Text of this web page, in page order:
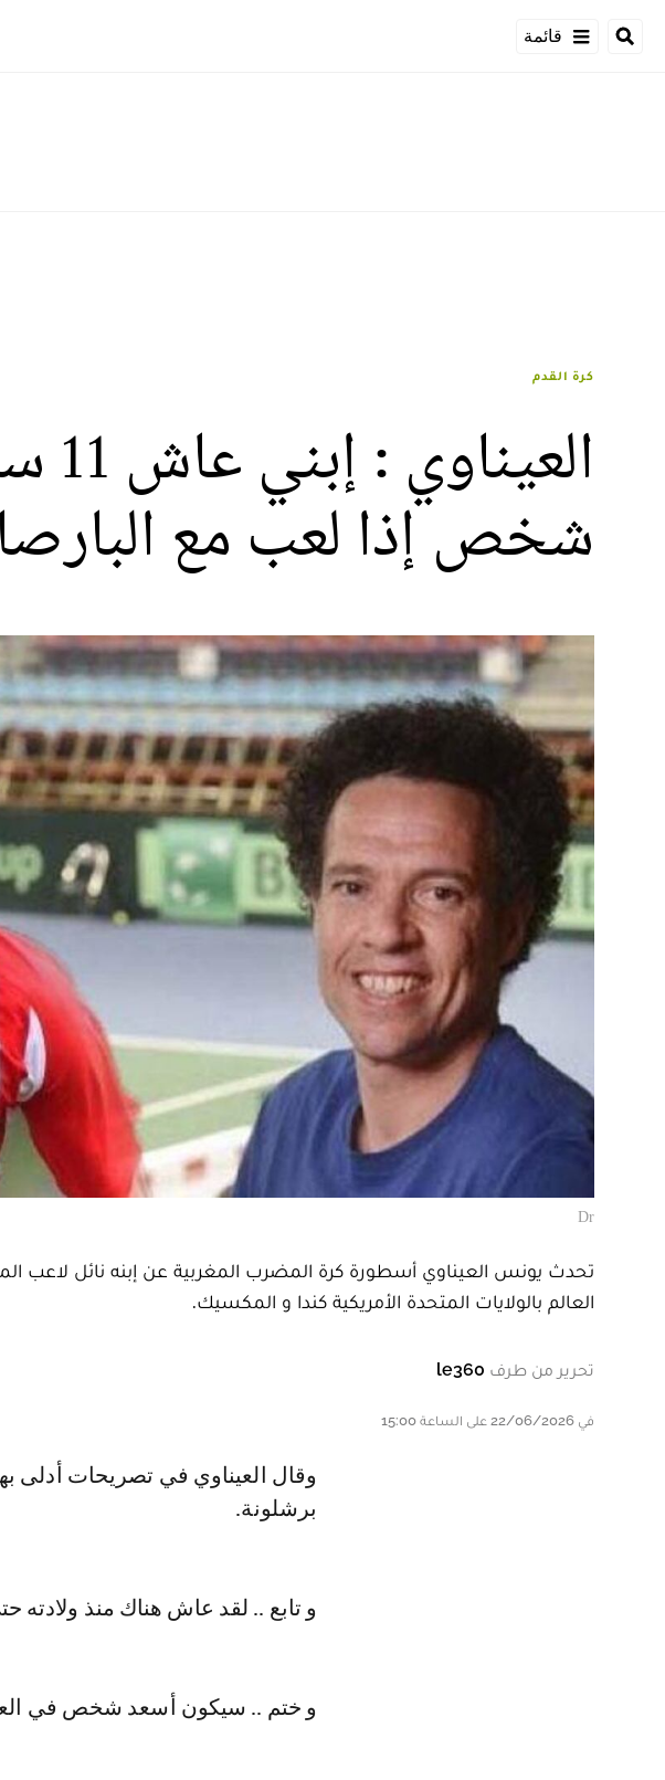
قائمة
كرة القدم
شخص إذا لعب مع البارصا
Dr
تحدث يونس العيناوي أسطورة كرة المضرب المغربية عن إبنه نائل
العالم بالولايات المتحدة الأمريكية كندا و المكسيك.
تحرير من طرف le360
في 22/06/2026 على الساعة 15:00
و قال العيناوي في تصريحات أدلى بها لصحيفة سبورت الإسبانية .. ابني يعشق
برشلونة.
و تابع .. لقد عاش هناك منذ
و ختم .. سيكون أسعد شخص في